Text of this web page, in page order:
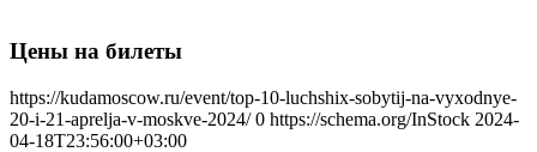
Цены на билеты
https://kudamoscow.ru/event/top-10-luchshix-sobytij-na-vyxodnye-
20-i-21-aprelja-v-moskve-2024/ 0 https://schema.org/InStock 2024-
04-18T23:56:00+03:00